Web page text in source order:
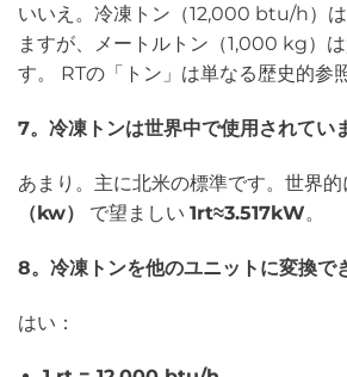
いいえ。冷凍トン（12,000 btu/h）
ますが、メートルトン（1,000 kg）
す。 RTの「トン」は単なる歴史的参
7。冷凍トンは世界中で使用されてい
あまり。主に北米の標準です。世界的
（kw）
で望ましい 1rt≈3.517kW。
8。冷凍トンを他のユニットに変換で
はい：